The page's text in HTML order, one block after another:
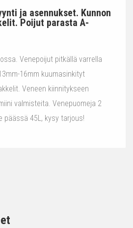
ja asennukset. Kunnon
Poijut parasta A-
Venepoijut pitkällä varrella
16mm kuumasinkityt
Veneen kiinnitykseen
valmisteita. Venepuomeja 2
päässä 45L, kysy tarjous!